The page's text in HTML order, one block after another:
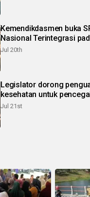
Kemendikdasmen buka
Nasional Terintegrasi
Jul 20th
Legislator dorong
kesehatan untuk
Jul 21st